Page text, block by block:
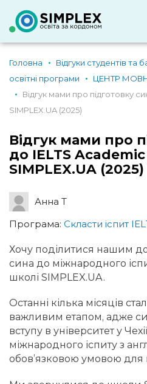
Головна
Відгуки студентів та
освітні програми
ЦЕНТР
Відгук мами про підготовку
SIMPLEX.UA (2025)
Відгук мами про
до IELTS
SIMPLEX.UA (2025)
Анна Т
Програма: Скласти іспит
Хочу поділитися нашим
сина до міжнародного
школі SIMPLEX.UA.
Останні кілька місяців
важливим етапом, адже
вступу в університет у
міжнародного іспиту з
обов’язковою умовою для